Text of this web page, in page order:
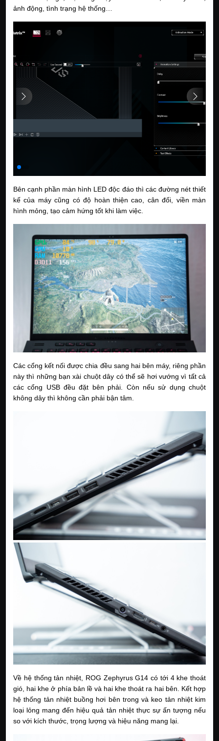
ảnh động, tình trạng hệ thống…
Bên cạnh phần màn hình LED độc đáo thì các đường nét thiết
kế của máy cũng có độ hoàn thiện cao, cân đối, viền màn
hình mỏng, tạo cảm hứng tốt khi làm việc.
Các cổng kết nối được chia đều sang hai bên máy, riêng phần
này thì những bạn xài chuột dây có thể sẽ hơi vướng vì tất cả
các cổng USB đều đặt bên phải. Còn nếu sử dụng chuột
không dây thì không cần phải bận tâm.
Về hệ thống tản nhiệt, ROG Zephyrus G14 có tới 4 khe thoát
gió, hai khe ở phía bản lề và hai khe thoát ra hai bên. Kết hợp
hệ thống tản nhiệt buồng hơi bên trong và keo tản nhiệt kim
loại lỏng mang đến hiệu quả tản nhiệt thực sự ấn tượng nếu
so với kích thước, trọng lượng và hiệu năng mang lại.